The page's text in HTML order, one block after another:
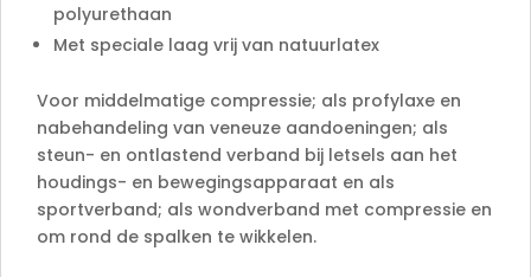
polyurethaan
Met speciale laag vrij van natuurlatex
Voor middelmatige compressie; als profylaxe en
nabehandeling van veneuze aandoeningen; als
steun- en ontlastend verband bij letsels aan het
houdings- en bewegingsapparaat en als
sportverband; als wondverband met compressie en
om rond de spalken te wikkelen.